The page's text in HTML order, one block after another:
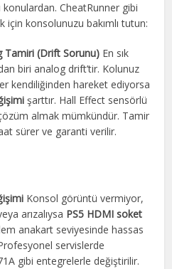
konulardan. CheatRunner gibi
için konsolunuzu bakımlı tutun:
Tamiri (Drift Sorunu) En sık
biri analog drift’tir. Kolunuz
kendiliğinden hareket ediyorsa
şarttır. Hall Effect sensörlü
almak mümkündür. Tamir
sürer ve garanti verilir.
Konsol görüntü vermiyor,
arızalıysa PS5 HDMI soket
anakart seviyesinde hassas
servislerde
gibi entegrelerle değiştirilir.